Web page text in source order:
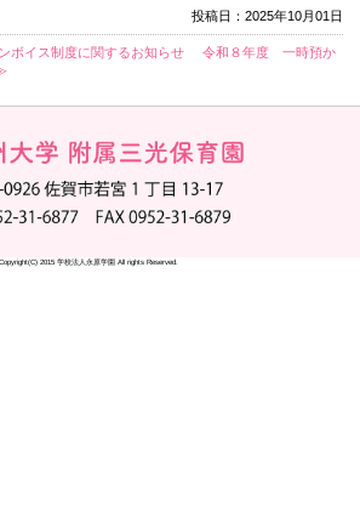
２５日 (木) ～ 1０月１０日 (金)
願い】
、大人は２名までのご参加をお願い致
園の正面にあります。
られているため、近くの方は徒歩や